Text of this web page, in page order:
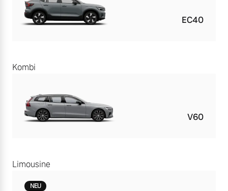
EC40
Kombi
V60
Limousine
NEU